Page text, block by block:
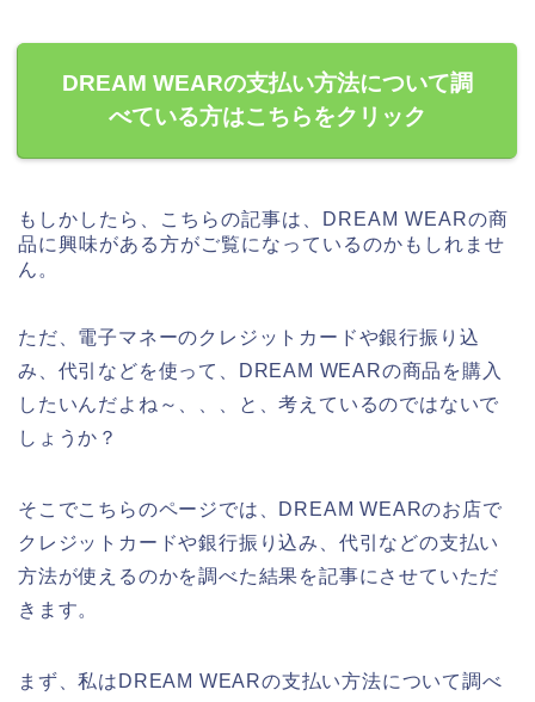
DREAM WEARの支払い方法について調
べている方はこちらをクリック
もしかしたら、こちらの記事は、DREAM WEARの商
品に興味がある方がご覧になっているのかもしれませ
ん。
ただ、電子マネーのクレジットカードや銀行振り込
み、代引などを使って、DREAM WEARの商品を購入
したいんだよね～、、、と、考えているのではないで
しょうか？
そこでこちらのページでは、DREAM WEARのお店で
クレジットカードや銀行振り込み、代引などの支払い
方法が使えるのかを調べた結果を記事にさせていただ
きます。
まず、私はDREAM WEARの支払い方法について調べ